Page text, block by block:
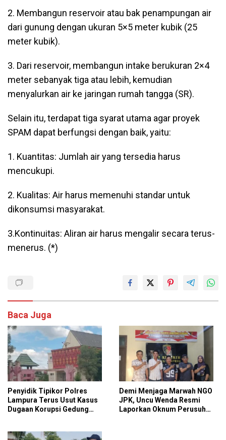
2. Membangun reservoir atau bak penampungan air
dari gunung dengan ukuran 5×5 meter kubik (25
meter kubik).
3. Dari reservoir, membangun intake berukuran 2×4
meter sebanyak tiga atau lebih, kemudian
menyalurkan air ke jaringan rumah tangga (SR).
Selain itu, terdapat tiga syarat utama agar proyek
SPAM dapat berfungsi dengan baik, yaitu:
1. Kuantitas: Jumlah air yang tersedia harus
mencukupi.
2. Kualitas: Air harus memenuhi standar untuk
dikonsumsi masyarakat.
3.Kontinuitas: Aliran air harus mengalir secara terus-
menerus. (*)
Baca Juga
Penyidik Tipikor Polres
Lampura Terus Usut Kasus
Dugaan Korupsi Gedung
Demi Menjaga Marwah NGO
JPK, Uncu Wenda Resmi
Laporkan Oknum Perusuh